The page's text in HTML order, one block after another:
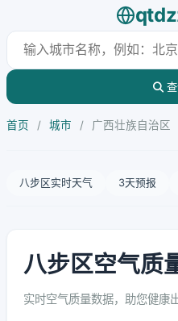
查
首页 / 城市 / 广西壮族自治区
八步区实时天气 3天预报
八步区空气质
实时空气质量数据，助您健康